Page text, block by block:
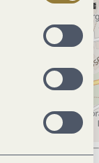
in der Nutzung